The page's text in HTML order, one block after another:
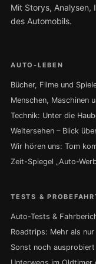
Mit Storys, Analysen,
des Automobils.
AUTO-LEBEN
Bücher, Filme und
Menschen, Maschinen
Technik: Unter die
Weitersehen – Blick
Wir hören uns: Tom
Zeit-Spiegel „Auto-
TESTS &
Auto-Tests &
Roadtrips: Mehr als
Sonst noch ausprobiert